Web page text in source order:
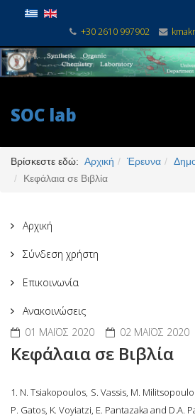
+30 2610 997902
SOC lab
Βρίσκεστε εδώ: Αρχική Έρευνα
Κεφάλαια σε Βιβλία
Αρχική
Σύνδεση χρήστη
Επικοινωνία
Ανακοινώσεις
01 ΜΑΪΟΣ 2020
02 ΜΑΪΟΣ 2020
Κεφάλαια σε Βιβλία
1. Ν. Tsiakopoulos, S. Vassis, M.
P. Gatos, K. Voyiatzi, E. Pantazaka and D.A.